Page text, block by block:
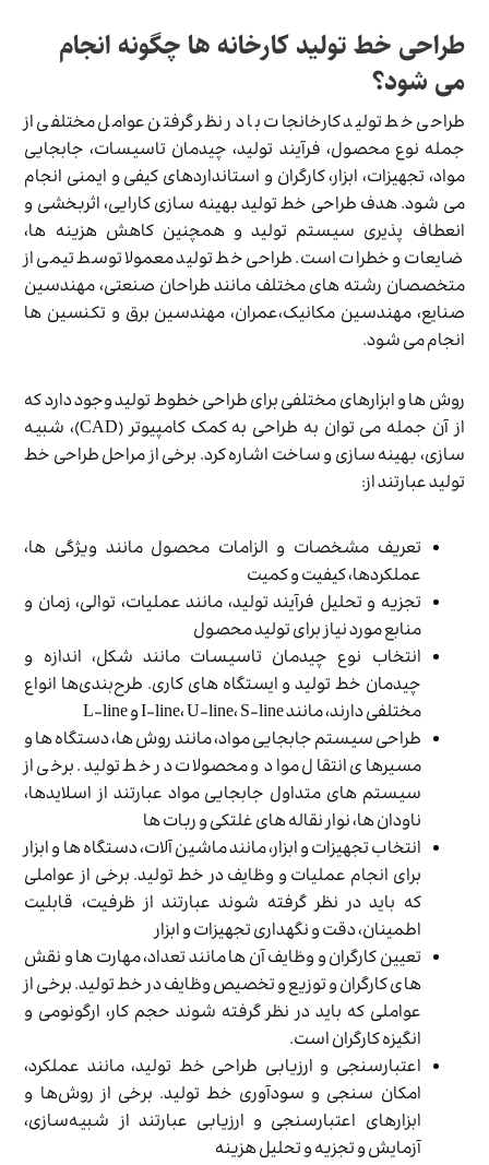
طراحی خط تولید کارخانه ها چگونه انجام
می شود؟
طراحی خط تولید کارخانجات با در نظر گرفتن عوامل مختلفی از
جمله نوع محصول، فرآیند تولید، چیدمان تاسیسات، جابجایی
مواد، تجهیزات، ابزار، کارگران و استانداردهای کیفی و ایمنی انجام
می شود. هدف طراحی خط تولید بهینه سازی کارایی، اثربخشی و
انعطاف پذیری سیستم تولید و همچنین کاهش هزینه ها،
ضایعات و خطرات است. طراحی خط تولید معمولا توسط تیمی از
متخصصان رشته های مختلف مانند طراحان صنعتی، مهندسین
صنایع، مهندسین مکانیک،عمران، مهندسین برق و تکنسین ها
انجام می شود.
روش ها و ابزارهای مختلفی برای طراحی خطوط تولید وجود دارد که
از آن جمله می توان به طراحی به کمک کامپیوتر (CAD)، شبیه
سازی، بهینه سازی و ساخت اشاره کرد. برخی از مراحل طراحی خط
تولید عبارتند از:
تعریف مشخصات و الزامات محصول مانند ویژگی ها،
عملکردها، کیفیت و کمیت
تجزیه و تحلیل فرآیند تولید، مانند عملیات، توالی، زمان و
منابع مورد نیاز برای تولید محصول
انتخاب نوع چیدمان تاسیسات مانند شکل، اندازه و
چیدمان خط تولید و ایستگاه های کاری. طرح‌بندی‌ها انواع
مختلفی دارند، مانند I-line، U-line، S-line و L-line
طراحی سیستم جابجایی مواد، مانند روش ها، دستگاه ها و
مسیرهای انتقال مواد و محصولات در خط تولید. برخی از
سیستم های متداول جابجایی مواد عبارتند از اسلایدها،
ناودان ها، نوار نقاله های غلتکی و ربات ها
انتخاب تجهیزات و ابزار، مانند ماشین آلات، دستگاه ها و ابزار
برای انجام عملیات و وظایف در خط تولید. برخی از عواملی
که باید در نظر گرفته شوند عبارتند از ظرفیت، قابلیت
اطمینان، دقت و نگهداری تجهیزات و ابزار
تعیین کارگران و وظایف آن ها مانند تعداد، مهارت ها و نقش
های کارگران و توزیع و تخصیص وظایف در خط تولید. برخی از
عواملی که باید در نظر گرفته شوند حجم کار، ارگونومی و
انگیزه کارگران است.
اعتبارسنجی و ارزیابی طراحی خط تولید، مانند عملکرد،
امکان سنجی و سودآوری خط تولید. برخی از روش‌ها و
ابزارهای اعتبارسنجی و ارزیابی عبارتند از شبیه‌سازی،
آزمایش و تجزیه و تحلیل هزینه